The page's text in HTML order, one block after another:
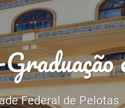
Federal de Pelotas